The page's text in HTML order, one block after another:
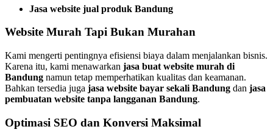
Jasa website jual produk Bandung
Website Murah Tapi Bukan Murahan
Kami mengerti pentingnya efisiensi biaya dalam menjalankan bisnis.
Karena itu, kami menawarkan jasa buat website murah di
Bandung namun tetap memperhatikan kualitas dan keamanan.
Bahkan tersedia juga jasa website bayar sekali Bandung dan jasa
pembuatan website tanpa langganan Bandung.
Optimasi SEO dan Konversi Maksimal